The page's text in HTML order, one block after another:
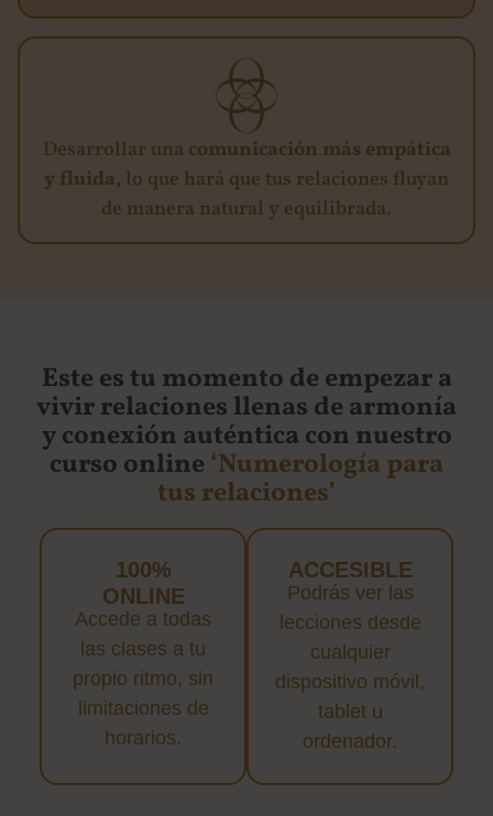
Desarrollar una comunicación más empática
y fluida, lo que hará que tus relaciones fluyan
de manera natural y equilibrada.
Este es tu momento de empezar a
vivir relaciones llenas de armonía
y conexión auténtica con nuestro
curso online ‘Numerología para
tus relaciones’
100%
ONLINE
Accede a todas
las clases a tu
propio ritmo, sin
limitaciones de
horarios.
ACCESIBLE
Podrás ver las
lecciones desde
cualquier
dispositivo móvil,
tablet u
ordenador.